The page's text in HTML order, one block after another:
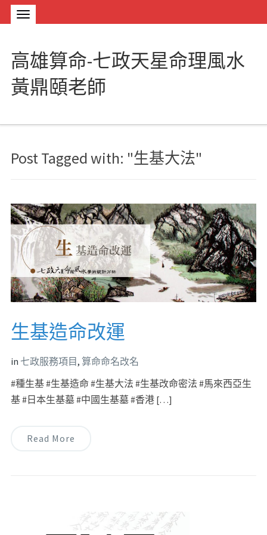
高雄算命-七政天星命理風水
黃鼎頤老師
Post Tagged with: "生基大法"
生基造命改運
in 七政服務項目, 算命命名改名
#種生基 #生基造命 #生基大法 #生基改命密法 #馬來西亞生
基 #日本生基墓 #中國生基墓 #香港 […]
Read More